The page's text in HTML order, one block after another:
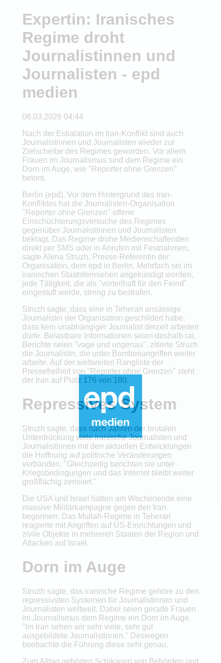
Expertin: Iranisches
Regime droht
Journalistinnen und
Journalisten - epd
medien
06.03.2026 04:44
Nach der Eskalation im Iran-Konflikt sind auch
Journalistinnen und Journalisten wieder zur
Zielscheibe des Regimes geworden. Vor allem
Frauen im Journalismus sind dem Regime ein
Dorn im Auge, wie "Reporter ohne Grenzen"
betont.
Berlin (epd). Vor dem Hintergrund des Iran-
Konfliktes hat die Journalisten-Organisation
"Reporter ohne Grenzen" offene
Einschüchterungsversuche des Regimes
gegenüber Journalistinnen und Journalisten
beklagt. Das Regime drohe Medienschaffenden
direkt per SMS oder in Anrufen mit Festnahmen,
sagte Alena Struzh, Presse-Referentin der
Organisation, dem epd in Berlin. Mehrfach sei im
iranischen Staatsfernsehen angekündigt worden,
jede Tätigkeit, die als "vorteilhaft für den Feind"
eingestuft werde, streng zu bestrafen.
Struzh sagte, dass eine in Teheran ansässige
Journalistin der Organisation geschildert habe,
dass kein unabhängiger Journalist derzeit arbeiten
dürfe. Belastbare Informationen seien deshalb rar,
Berichte seien "vage und ungenau", zitierte Struzh
die Journalistin, die unter Bombenangriffen weiter
arbeite. Auf der weltweiten Rangliste der
Pressefreiheit von "Reporter ohne Grenzen" steht
der Iran auf Platz 176 von 180.
Repressives System
Struzh sagte, dass nach Jahren der brutalen
Unterdrückung viele iranische Journalisten und
Journalistinnen mit den aktuellen Entwicklungen
die Hoffnung auf politische Veränderungen
verbänden. "Gleichzeitig berichten sie unter
Kriegsbedingungen und das Internet bleibt weiter
großflächig zensiert."
Die USA und Israel hatten am Wochenende eine
massive Militärkampagne gegen den Iran
begonnen. Das Mullah-Regime in Teheran
reagierte mit Angriffen auf US-Einrichtungen und
zivile Objekte in mehreren Staaten der Region und
Attacken auf Israel.
Dorn im Auge
Struzh sagte, das iranische Regime gehöre zu den
repressivsten Systemen für Journalistinnen und
Journalisten weltweit. Dabei seien gerade Frauen
im Journalismus dem Regime ein Dorn im Auge.
"Im Iran sehen wir sehr viele, sehr gut
ausgebildete Journalistinnen." Deswegen
beobachte die Führung diese sehr genau.
Zum Alltag gehörten Schikanen von Behörden und